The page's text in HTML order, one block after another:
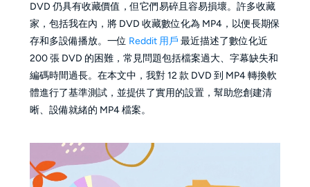
DVD 仍具有收藏價值，但它們易碎且容易損壞。許多收藏
家，包括我在內，將 DVD 收藏數位化為 MP4，以便長期保
存和多設備播放。一位 Reddit 用戶 最近描述了數位化近
200 張 DVD 的困難，常見問題包括檔案過大、字幕缺失和
編碼時間過長。在本文中，我對 12 款 DVD 到 MP4 轉換軟
體進行了基準測試，並提供了實用的設置，幫助您創建清
晰、設備就緒的 MP4 檔案。